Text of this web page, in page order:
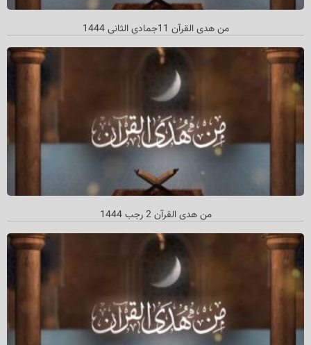
من هدى القرآن 11جمادي الثاني 1444
من هدی القرآن 2 رجب 1444